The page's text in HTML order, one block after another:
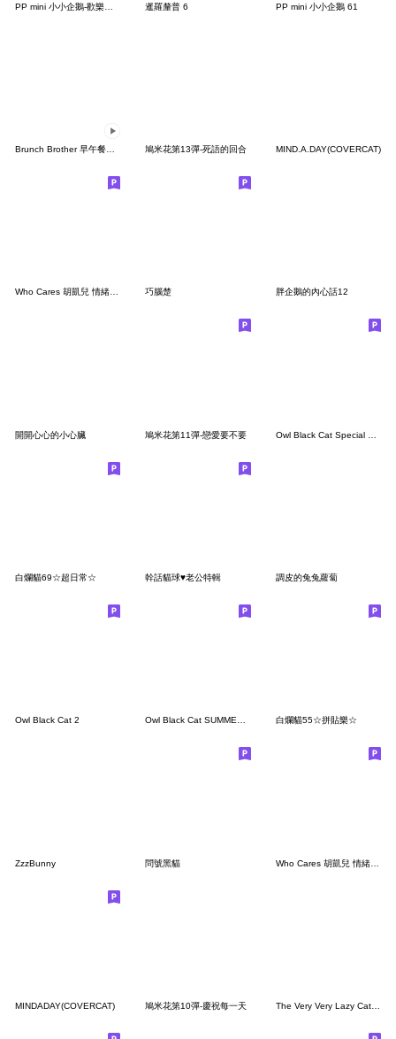
暹羅釐普 6 PP mini 小小企鵝 61
鳩米花第13彈-死語的回合 MIND.A.DAY(COVERCAT)
Who Cares 胡凱兒 情緒搖滾貼圖 Vol.1 巧腦楚 胖企鵝的內心話12
開開心心的小心臟 鳩米花第11彈-戀愛要不要
白爛貓69☆超日常☆ 幹話貓球♥老公特輯 調皮的兔兔蘿蔔
Owl Black Cat 2 Owl Black Cat SUMMER Adventure 白爛貓55☆拼貼樂☆
ZzzBunny 問號黑貓 Who Cares 胡凱兒 情緒搖滾貼圖 Vol.2
MINDADAY(COVERCAT) 鳩米花第10彈-慶祝每一天 The Very Very Lazy Cat - 哭哭貓 (無字版)